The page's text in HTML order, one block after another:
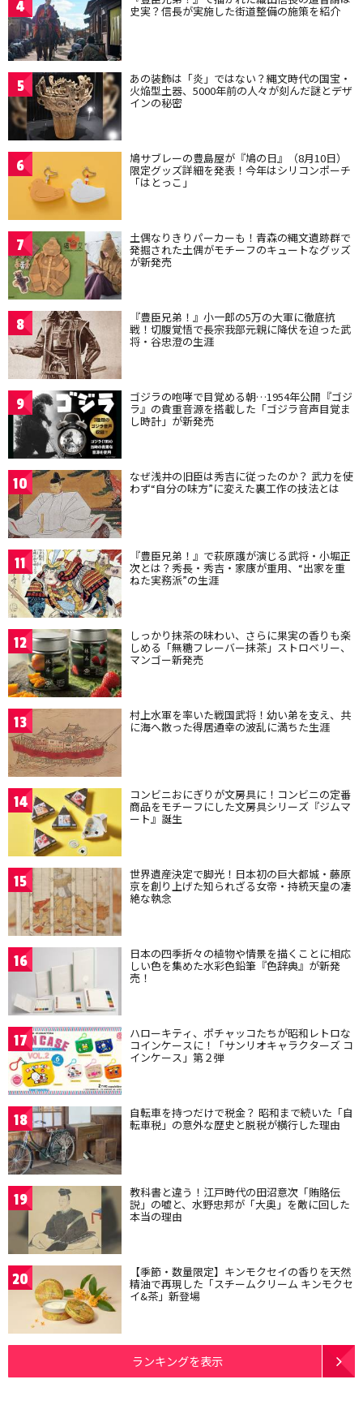
4 史実？信長が実施した街道整備の施策を紹介
5 あの装飾は「炎」ではない？縄文時代の国宝・
火焔型土器、5000年前の人々が刻んだ謎とデザ
インの秘密
6 鳩サブレーの豊島屋が『鳩の日』（8月10日）
限定グッズ詳細を発表！今年はシリコンポーチ
「はとっこ」
7 土偶なりきりパーカーも！青森の縄文遺跡群で
発掘された土偶がモチーフのキュートなグッズ
が新発売
8 『豊臣兄弟！』小一郎の5万の大軍に徹底抗
戦！切腹覚悟で長宗我部元親に降伏を迫った武
将・谷忠澄の生涯
9 ゴジラの咆哮で目覚める朝…1954年公開『ゴジ
ラ』の貴重音源を搭載した「ゴジラ音声目覚ま
し時計」が新発売
10 なぜ浅井の旧臣は秀吉に従ったのか？ 武力を使
わず“自分の味方”に変えた裏工作の技法とは
11 『豊臣兄弟！』で萩原護が演じる武将・小堀正
次とは？秀長・秀吉・家康が重用、“出家を重
ねた実務派”の生涯
12 しっかり抹茶の味わい、さらに果実の香りも楽
しめる「無糖フレーバー抹茶」ストロベリー、
マンゴー新発売
13 村上水軍を率いた戦国武将！幼い弟を支え、共
に海へ散った得居通幸の波乱に満ちた生涯
14 コンビニおにぎりが文房具に！コンビニの定番
商品をモチーフにした文房具シリーズ『ジムマ
ート』誕生
15 世界遺産決定で脚光！日本初の巨大都城・藤原
京を創り上げた知られざる女帝・持統天皇の凄
絶な執念
16 日本の四季折々の植物や情景を描くことに相応
しい色を集めた水彩色鉛筆『色辞典』が新発
売！
17 ハローキティ、ポチャッコたちが昭和レトロな
コインケースに！「サンリオキャラクターズ コ
インケース」第２弾
18 自転車を持つだけで税金？ 昭和まで続いた「自
転車税」の意外な歴史と脱税が横行した理由
19 教科書と違う！江戸時代の田沼意次「賄賂伝
説」の嘘と、水野忠邦が「大奥」を敵に回した
本当の理由
20 【季節・数量限定】キンモクセイの香りを天然
精油で再現した「スチームクリーム キンモクセ
イ&茶」新登場
ランキングを表示